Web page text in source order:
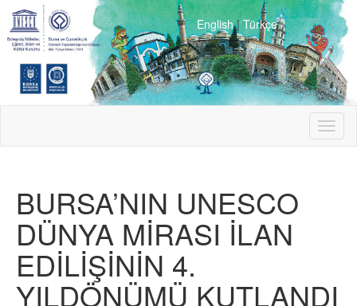
English|Türkçe
BURSA’NIN UNESCO
DÜNYA MİRASI İLAN
EDİLİŞİNİN 4.
YILDÖNÜMÜ KUTLANDI